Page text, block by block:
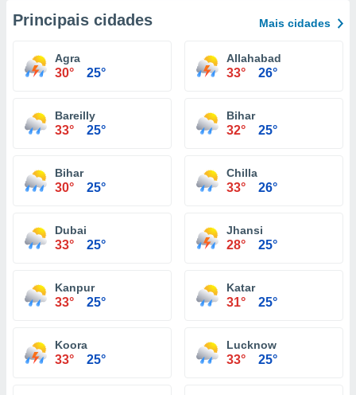
Principais cidades Mais cidades
Agra
30° 25°
Allahabad
33° 26°
Bareilly
33° 25°
Bihar
32° 25°
Bihar
30° 25°
Chilla
33° 26°
Dubai
33° 25°
Jhansi
28° 25°
Kanpur
33° 25°
Katar
31° 25°
Koora
33° 25°
Lucknow
33° 25°